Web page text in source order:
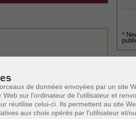
de données envoyées par un site
sur l'ordinateur de l'utilisateur et
réutilise celui-ci. Ils permettent au site
aux choix opérés par l'utilisateur et/
*